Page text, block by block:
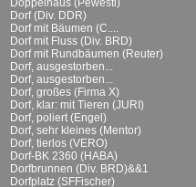
Doppelhaus (Pewesti)
Dorf (Div. DDR)
Dorf mit Bäumen (C....
Dorf mit Fluss (Div. BRD)
Dorf mit Rundbäumen (Reuter)
Dorf, ausgestorben...
Dorf, ausgestorben...
Dorf, großes (Firma X)
Dorf, klar: mit Tieren (JURI)
Dorf, poliert (Engel)
Dorf, sehr kleines (Mentor)
Dorf, tierlos (VERO)
Dorf-BK 2360 (HABA)
Dorfbrunnen (Div. BRD)&&1
Dorfplatz (SFFischer)